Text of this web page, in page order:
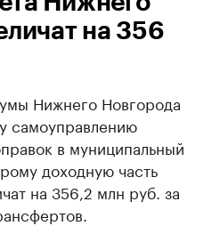
на 356
Нижнего Новгорода
самоуправлению
в муниципальный
доходную часть
на 356,2 млн руб. за